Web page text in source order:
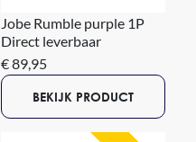
Jobe Rumble purple 1P
Direct leverbaar
€ 89,95
BEKIJK PRODUCT